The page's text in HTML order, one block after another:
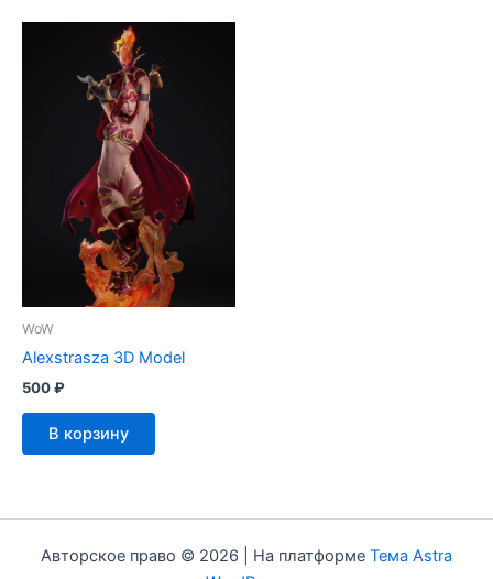
WoW
Alexstrasza 3D Model
500₽
В корзину
Авторское право © 2026 | На платформе Тема Astra